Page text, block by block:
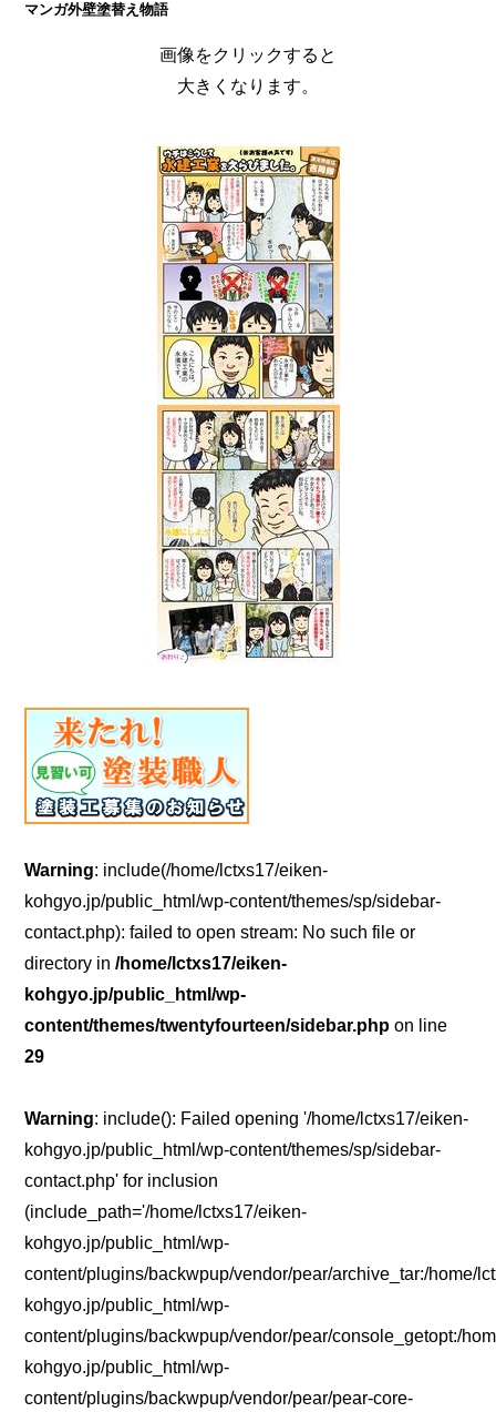
マンガ外壁塗替え物語
画像をクリックすると
大きくなります。
Warning: include(/home/lctxs17/eiken-
kohgyo.jp/public_html/wp-content/themes/sp/sidebar-
contact.php): failed to open stream: No such file or
directory in/home/lctxs17/eiken-
kohgyo.jp/public_html/wp-
content/themes/twentyfourteen/sidebar.php on line
29
Warning: include(): Failed opening '/home/lctxs17/eiken-
kohgyo.jp/public_html/wp-content/themes/sp/sidebar-
contact.php' for inclusion
(include_path='/home/lctxs17/eiken-
kohgyo.jp/public_html/wp-
content/plugins/backwpup/vendor/pear/archive_tar:/home/
kohgyo.jp/public_html/wp-
content/plugins/backwpup/vendor/pear/console_getopt:/
kohgyo.jp/public_html/wp-
content/plugins/backwpup/vendor/pear/pear-core-